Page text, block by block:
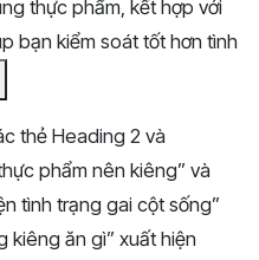
thực phẩm, kết hợp với
bạn kiểm soát tốt hơn tình
thẻ Heading 2 và
phẩm nên kiêng” và
tình trạng gai cột sống”
kiêng ăn gì” xuất hiện